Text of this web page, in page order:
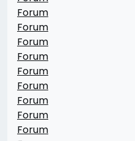
Forum
Forum
Forum
Forum
Forum
Forum
Forum
Forum
Forum